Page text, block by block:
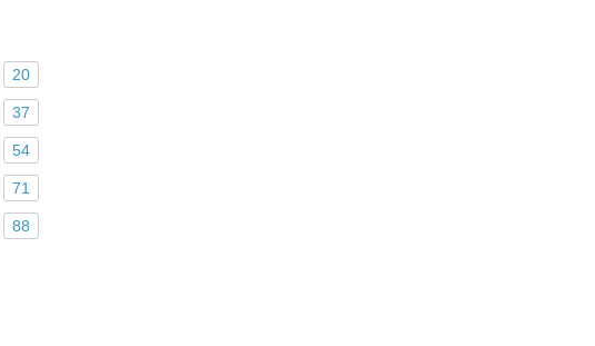
20
37
54
71
88